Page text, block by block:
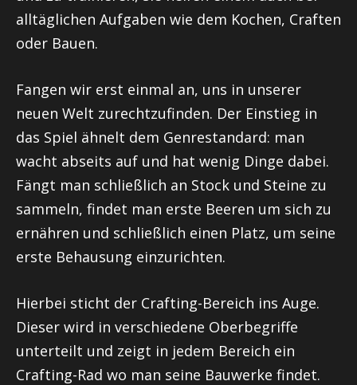
alltäglichen Aufgaben wie dem Kochen, Craften
oder Bauen.
Fangen wir erst einmal an, uns in unserer
neuen Welt zurechtzufinden. Der Einstieg in
das Spiel ähnelt dem Genrestandard: man
wacht abseits auf und hat wenig Dinge dabei.
Fängt man schließlich an Stock und Steine zu
sammeln, findet man erste Beeren um sich zu
ernähren und schließlich einen Platz, um seine
erste Behausung einzurichten.
Hierbei sticht der Crafting-Bereich ins Auge.
Dieser wird in verschiedene Oberbegriffe
unterteilt und zeigt in jedem Bereich ein
Crafting-Rad wo man seine Bauwerke findet.